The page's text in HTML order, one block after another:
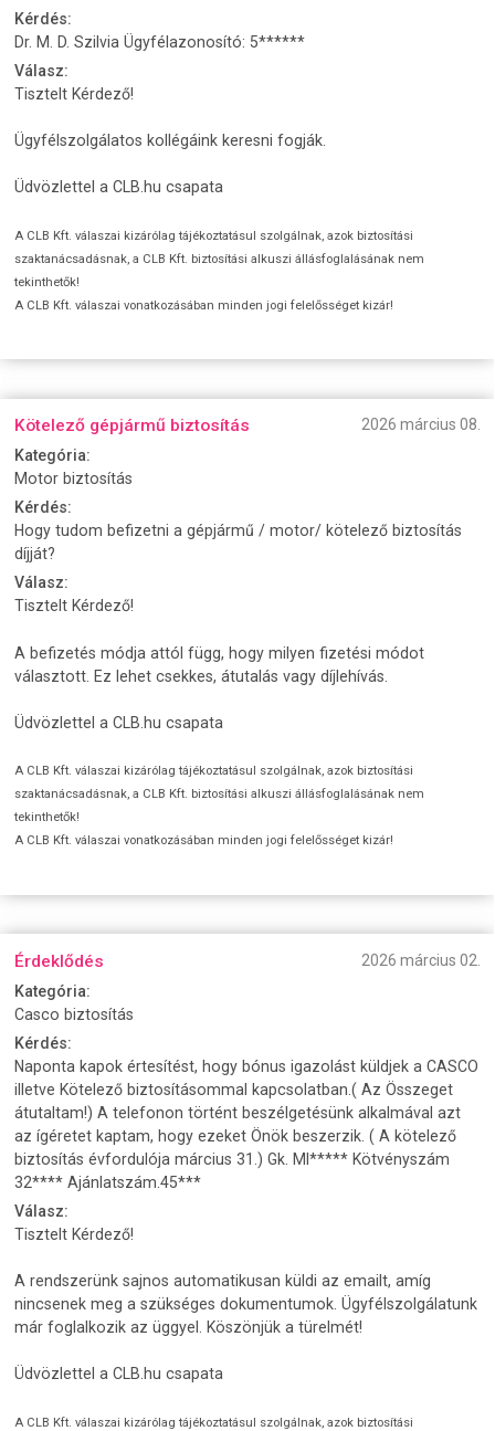
Kérdés:
Dr. M. D. Szilvia Ügyfélazonosító: 5******
Válasz:
Tisztelt Kérdező!
Ügyfélszolgálatos kollégáink keresni fogják.
Üdvözlettel a CLB.hu csapata
A CLB Kft. válaszai kizárólag tájékoztatásul szolgálnak, azok biztosítási
szaktanácsadásnak, a CLB Kft. biztosítási alkuszi állásfoglalásának nem
tekinthetők!
A CLB Kft. válaszai vonatkozásában minden jogi felelősséget kizár!
Kötelező gépjármű biztosítás
2026 március 08.
Kategória:
Motor biztosítás
Kérdés:
Hogy tudom befizetni a gépjármű / motor/ kötelező biztosítás
díjját?
Válasz:
Tisztelt Kérdező!
A befizetés módja attól függ, hogy milyen fizetési módot
választott. Ez lehet csekkes, átutalás vagy díjlehívás.
Üdvözlettel a CLB.hu csapata
A CLB Kft. válaszai kizárólag tájékoztatásul szolgálnak, azok biztosítási
szaktanácsadásnak, a CLB Kft. biztosítási alkuszi állásfoglalásának nem
tekinthetők!
A CLB Kft. válaszai vonatkozásában minden jogi felelősséget kizár!
Érdeklődés
2026 március 02.
Kategória:
Casco biztosítás
Kérdés:
Naponta kapok értesítést, hogy bónus igazolást küldjek a CASCO
illetve Kötelező biztosításommal kapcsolatban.( Az Összeget
átutaltam!) A telefonon történt beszélgetésünk alkalmával azt
az ígéretet kaptam, hogy ezeket Önök beszerzik. ( A kötelező
biztosítás évfordulója március 31.) Gk. MI***** Kötvényszám
32**** Ajánlatszám.45***
Válasz:
Tisztelt Kérdező!
A rendszerünk sajnos automatikusan küldi az emailt, amíg
nincsenek meg a szükséges dokumentumok. Ügyfélszolgálatunk
már foglalkozik az üggyel. Köszönjük a türelmét!
Üdvözlettel a CLB.hu csapata
A CLB Kft. válaszai kizárólag tájékoztatásul szolgálnak, azok biztosítási